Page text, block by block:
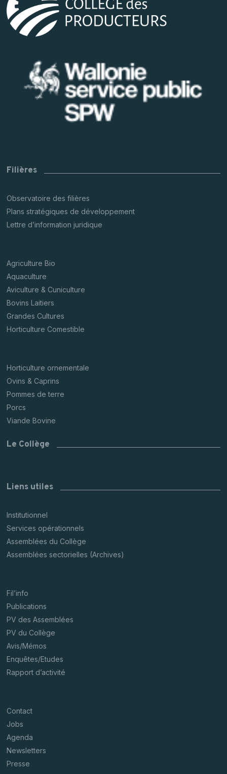
Filières
Observatoire des filières
Plans stratégiques de développement
Lettre d’information juridique
Agriculture Bio
Aquaculture
Aviculture & Cuniculture
Bovins Laitiers
Grandes Cultures
Horticulture Comestible
Horticulture ornementale
Ovins & Caprins
Pommes de terre
Porcs
Viande Bovine
Le Collège
Liens utiles
Institutionnel
Services opérationnels
Assemblées du Collège
Assemblées sectorielles (Archives)
Fil’info
Publications
PV des Assemblées
PV du Collège
Avis/Mémos
Enquêtes/Etudes
Rapport d’activité
Contact
Jobs
Agenda
Newsletters
Presse